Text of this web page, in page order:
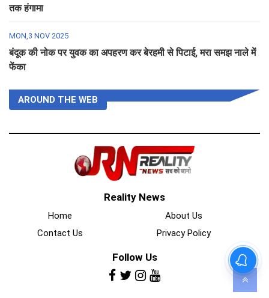
तक हंगामा
MON,3 NOV 2025
बंदूक की नोक पर युवक का अपहरण कर बेरहमी से पिटाई, मरा समझ नाले में
फेंका
AROUND THE WEB
Reality News
Home
About Us
Contact Us
Privacy Policy
Follow Us